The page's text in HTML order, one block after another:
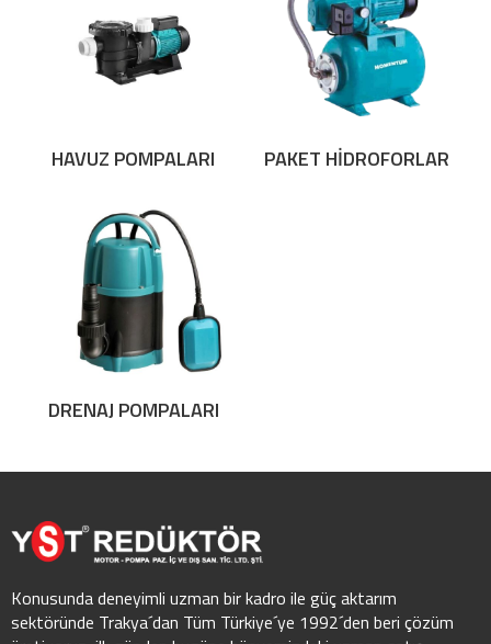
HAVUZ POMPALARI PAKET HİDROFORLAR
DRENAJ POMPALARI
Konusunda deneyimli uzman bir kadro ile güç aktarım
sektöründe Trakya´dan Tüm Türkiye´ye 1992´den beri çözüm